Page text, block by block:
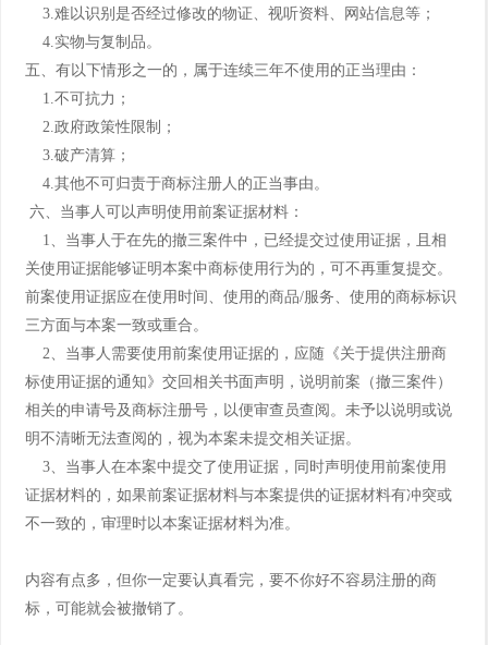
3.难以识别是否经过修改的物证、视听资料、网站信息等；
4.实物与复制品。
五、有以下情形之一的，属于连续三年不使用的正当理由：
1.不可抗力；
2.政府政策性限制；
3.破产清算；
4.其他不可归责于商标注册人的正当事由。
六、当事人可以声明使用前案证据材料：
1、当事人于在先的撤三案件中，已经提交过使用证据，且相
关使用证据能够证明本案中商标使用行为的，可不再重复提交。
前案使用证据应在使用时间、使用的商品/服务、使用的商标标识
三方面与本案一致或重合。
2、当事人需要使用前案使用证据的，应随《关于提供注册商
标使用证据的通知》交回相关书面声明，说明前案（撤三案件）
相关的申请号及商标注册号，以便审查员查阅。未予以说明或说
明不清晰无法查阅的，视为本案未提交相关证据。
3、当事人在本案中提交了使用证据，同时声明使用前案使用
证据材料的，如果前案证据材料与本案提供的证据材料有冲突或
不一致的，审理时以本案证据材料为准。
内容有点多，但你一定要认真看完，要不你好不容易注册的商
标，可能就会被撤销了。